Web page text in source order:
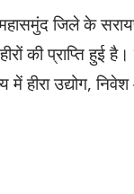
जिले के
की प्राप्ति हुई
हीरा उद्योग,